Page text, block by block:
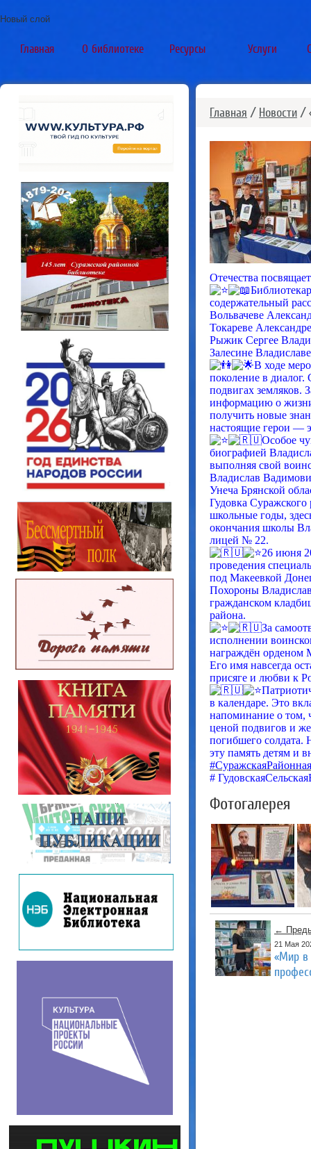
Главная О библиотеке Ресурсы Услуги
Новый слой
Главная / Новости /
Отечества
содержательный
Вольвачеве
Токареве
Рыжик Сергее
Залесине
В ходе
поколение в диалог.
подвигах земляков.
информацию о жизни
получить новые
настоящие герои —
Особое
биографией
выполняя свой
Владислав
Унеча Брянской
Гудовка Суражского
школьные годы,
окончания школы
лицей № 22.
26 июня
проведения
под Макеевкой
Похороны
гражданском
района.
За
исполнении
награждён орденом
Его имя навсегда
присяге и любви к
в календаре. Это
напоминание о том,
ценой подвигов и
погибшего солдата.
эту память детям и
#
Фотогалерея
←
21 Мая
«Мир в